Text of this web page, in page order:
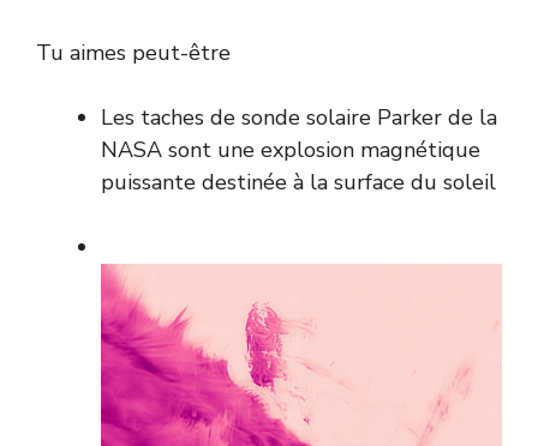
Tu aimes peut-être
Les taches de sonde solaire Parker de la
NASA sont une explosion magnétique
puissante destinée à la surface du soleil